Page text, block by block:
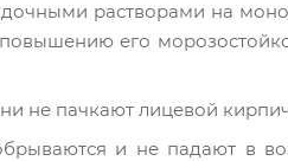
растворами на
его
не пачкают лицевой
и не падают в